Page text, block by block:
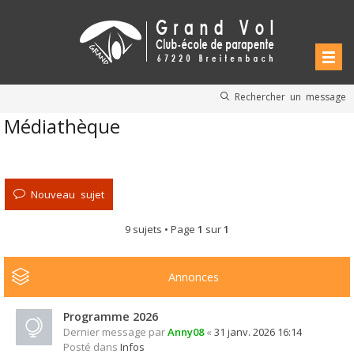
Rechercher un message
Médiathèque
Nouveau sujet
9 sujets • Page 1 sur1
Annonces
Programme 2026
Dernier message parAnny08« 31 janv. 2026 16:14
Posté dans Infos